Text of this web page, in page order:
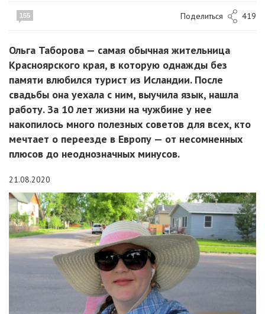
155 Поделиться 419
Ольга Таборова — самая обычная жительница
Красноярского края, в которую однажды без
памяти влюбился турист из Исландии. После
свадьбы она уехала с ним, выучила язык, нашла
работу. За 10 лет жизни на чужбине у нее
накопилось много полезных советов для всех, кто
мечтает о переезде в Европу — от несомненных
плюсов до неоднозначных минусов.
21.08.2020